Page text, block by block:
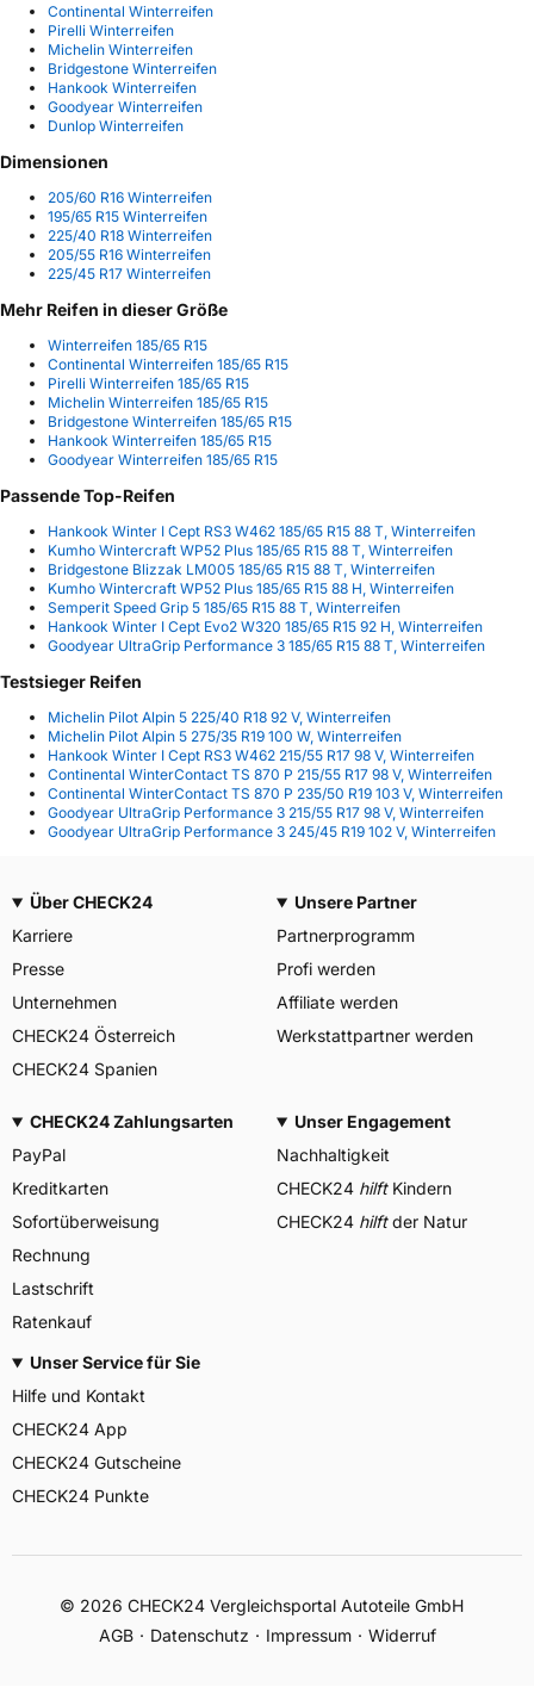
Continental Winterreifen
Pirelli Winterreifen
Michelin Winterreifen
Bridgestone Winterreifen
Hankook Winterreifen
Goodyear Winterreifen
Dunlop Winterreifen
Dimensionen
205/60 R16 Winterreifen
195/65 R15 Winterreifen
225/40 R18 Winterreifen
205/55 R16 Winterreifen
225/45 R17 Winterreifen
Mehr Reifen in dieser Größe
Winterreifen 185/65 R15
Continental Winterreifen 185/65 R15
Pirelli Winterreifen 185/65 R15
Michelin Winterreifen 185/65 R15
Bridgestone Winterreifen 185/65 R15
Hankook Winterreifen 185/65 R15
Goodyear Winterreifen 185/65 R15
Passende Top-Reifen
Hankook Winter I Cept RS3 W462 185/65 R15 88 T, Winterreifen
Kumho Wintercraft WP52 Plus 185/65 R15 88 T, Winterreifen
Bridgestone Blizzak LM005 185/65 R15 88 T, Winterreifen
Kumho Wintercraft WP52 Plus 185/65 R15 88 H, Winterreifen
Semperit Speed Grip 5 185/65 R15 88 T, Winterreifen
Hankook Winter I Cept Evo2 W320 185/65 R15 92 H, Winterreifen
Goodyear UltraGrip Performance 3 185/65 R15 88 T, Winterreifen
Testsieger Reifen
Michelin Pilot Alpin 5 225/40 R18 92 V, Winterreifen
Michelin Pilot Alpin 5 275/35 R19 100 W, Winterreifen
Hankook Winter I Cept RS3 W462 215/55 R17 98 V, Winterreifen
Continental WinterContact TS 870 P 215/55 R17 98 V, Winterreifen
Continental WinterContact TS 870 P 235/50 R19 103 V, Winterreifen
Goodyear UltraGrip Performance 3 215/55 R17 98 V, Winterreifen
Goodyear UltraGrip Performance 3 245/45 R19 102 V, Winterreifen
Über CHECK24
Karriere
Presse
Unternehmen
CHECK24 Österreich
CHECK24 Spanien
Unsere Partner
Partnerprogramm
Profi werden
Affiliate werden
Werkstattpartner werden
CHECK24 Zahlungsarten
PayPal
Kreditkarten
Sofortüberweisung
Rechnung
Lastschrift
Ratenkauf
Unser Engagement
Nachhaltigkeit
CHECK24 hilftKindern
CHECK24 hilftder Natur
Unser Service für Sie
Hilfe und Kontakt
CHECK24 App
CHECK24 Gutscheine
CHECK24 Punkte
© 2026 CHECK24 Vergleichsportal Autoteile GmbH
AGB
Datenschutz Impressum Widerruf